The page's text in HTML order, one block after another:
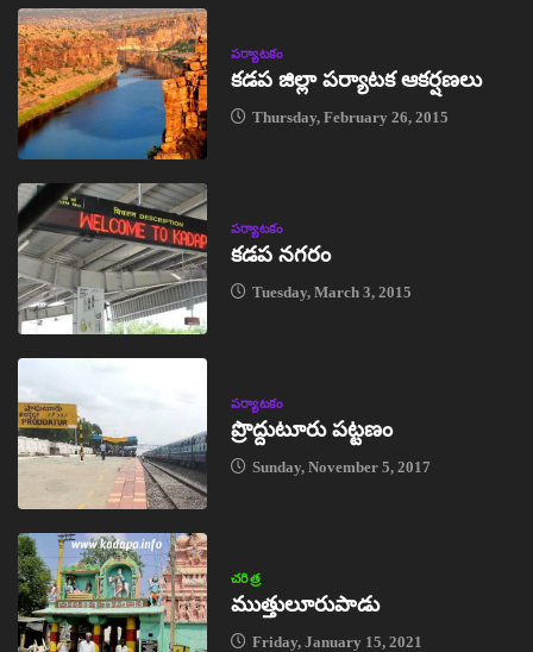
పర్యాటకం
కడప జిల్లా పర్యాటక ఆకర్షణలు
Thursday, February 26, 2015
పర్యాటకం
కడప నగరం
Tuesday, March 3, 2015
పర్యాటకం
ప్రొద్దుటూరు పట్టణం
Sunday, November 5, 2017
చరిత్ర
ముత్తులూరుపాడు
Friday, January 15, 2021